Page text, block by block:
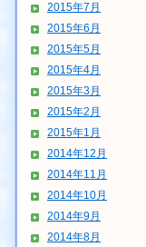
2015年7月
2015年6月
2015年5月
2015年4月
2015年3月
2015年2月
2015年1月
2014年12月
2014年11月
2014年10月
2014年9月
2014年8月